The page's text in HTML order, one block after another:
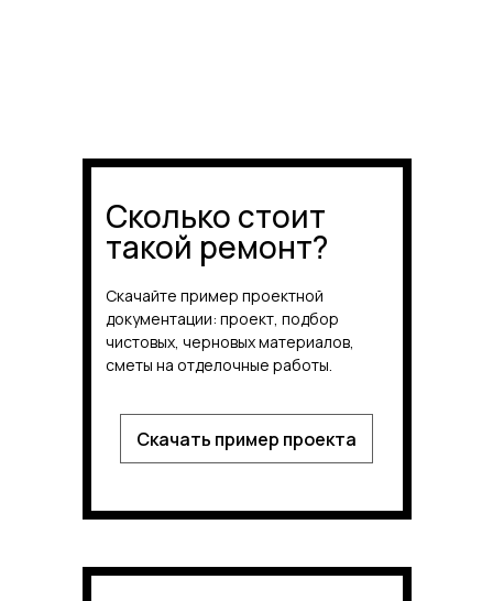
Сколько стоит
такой ремонт?
Скачать пример проекта
Скачайте пример проектной
документации: проект, подбор
чистовых, черновых материалов,
сметы на отделочные работы.